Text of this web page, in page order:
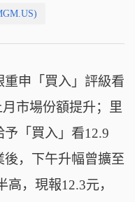
重申「買入」評級看
市場份額提升；里
「買入」看12.9
，下午升幅曾擴至
，現報12.3元，